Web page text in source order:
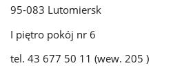
95-083 Lutomiersk
I piętro pokój nr 6
tel. 43 677 50 11 (wew. 205 )